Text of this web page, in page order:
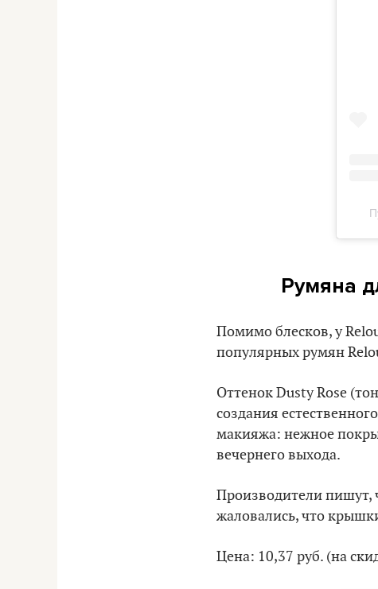
Румяна
Помимо блесков, у
популярных румян
Оттенок Dusty Rose
создания
макияжа: нежное
вечернего выхода.
Производители пишут,
жаловались, что
Цена: 10,37 руб. (на